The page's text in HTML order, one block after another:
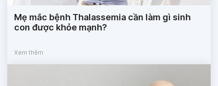
Mẹ mắc bệnh Thalassemia cần làm gì sinh
con được khỏe mạnh?
Xem thêm